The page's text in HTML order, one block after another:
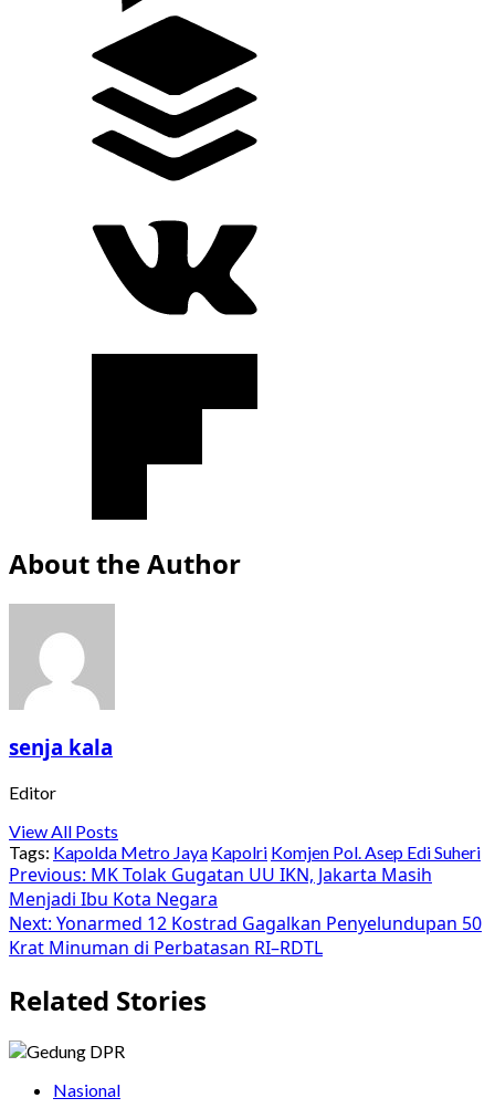
About the Author
senja kala
Editor
View All Posts
Tags: Kapolda Metro Jaya Kapolri Komjen Pol. Asep Edi Suheri
Post
navigation
Previous: MK Tolak Gugatan UU IKN, Jakarta Masih
Menjadi Ibu Kota Negara
Next: Yonarmed 12 Kostrad Gagalkan Penyelundupan 50
Krat Minuman di Perbatasan RI–RDTL
Related Stories
Nasional